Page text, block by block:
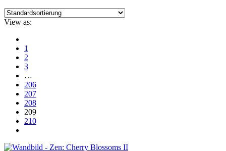
View as:
1
2
3
…
206
207
208
209
210